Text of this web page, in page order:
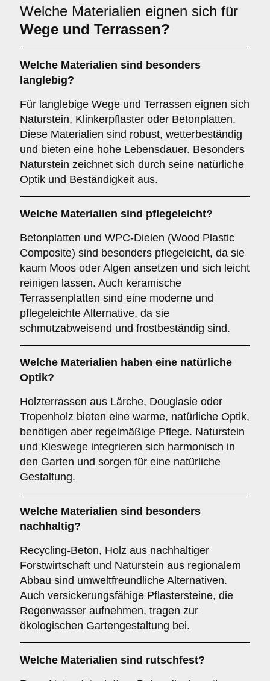
Welche Materialien eignen sich für
Wege und Terrassen?
Welche Materialien sind besonders
langlebig?
Für langlebige Wege und Terrassen eignen sich
Naturstein, Klinkerpflaster oder Betonplatten.
Diese Materialien sind robust, wetterbeständig
und bieten eine hohe Lebensdauer. Besonders
Naturstein zeichnet sich durch seine natürliche
Optik und Beständigkeit aus.
Welche Materialien sind pflegeleicht?
Betonplatten und WPC-Dielen (Wood Plastic
Composite) sind besonders pflegeleicht, da sie
kaum Moos oder Algen ansetzen und sich leicht
reinigen lassen. Auch keramische
Terrassenplatten sind eine moderne und
pflegeleichte Alternative, da sie
schmutzabweisend und frostbeständig sind.
Welche Materialien haben eine natürliche
Optik?
Holzterrassen aus Lärche, Douglasie oder
Tropenholz bieten eine warme, natürliche Optik,
benötigen aber regelmäßige Pflege. Naturstein
und Kieswege integrieren sich harmonisch in
den Garten und sorgen für eine natürliche
Gestaltung.
Welche Materialien sind besonders
nachhaltig?
Recycling-Beton, Holz aus nachhaltiger
Forstwirtschaft und Naturstein aus regionalem
Abbau sind umweltfreundliche Alternativen.
Auch versickerungsfähige Pflastersteine, die
Regenwasser aufnehmen, tragen zur
ökologischen Gartengestaltung bei.
Welche Materialien sind rutschfest?